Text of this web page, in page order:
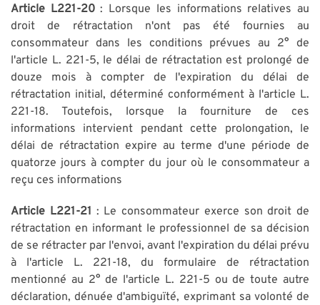
Article L221-20: Lorsque les informations relatives au
droit de rétractation n'ont pas été fournies au
consommateur dans les conditions prévues au 2° de
l'article L. 221-5, le délai de rétractation est prolongé de
douze mois à compter de l'expiration du délai de
rétractation initial, déterminé conformément à l'article L.
221-18. Toutefois, lorsque la fourniture de ces
informations intervient pendant cette prolongation, le
délai de rétractation expire au terme d'une période de
quatorze jours à compter du jour où le consommateur a
reçu ces informations
Article L221-21 : Le consommateur exerce son droit de
rétractation en informant le professionnel de sa décision
de se rétracter par l'envoi, avant l'expiration du délai prévu
à l'article L. 221-18, du formulaire de rétractation
mentionné au 2° de l'article L. 221-5 ou de toute autre
déclaration, dénuée d'ambiguïté, exprimant sa volonté de